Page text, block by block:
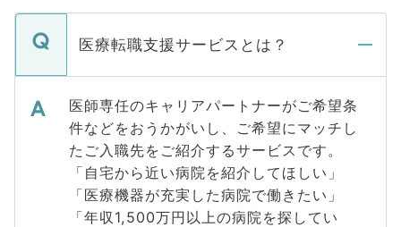
医療転職支援サービスとは？
医師専任のキャリアパートナーがご希望条
件などをおうかがいし、ご希望にマッチし
たご入職先をご紹介するサービスです。
「自宅から近い病院を紹介してほしい」
「医療機器が充実した病院で働きたい」
「年収1,500万円以上の病院を探してい